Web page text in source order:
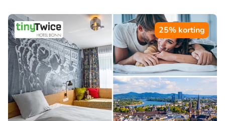
25% korting